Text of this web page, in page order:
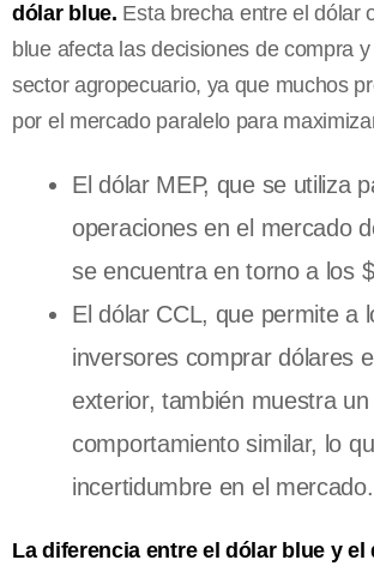
dólar blue. Esta brecha entre el dólar
blue afecta las decisiones de compra y
sector agropecuario, ya que muchos
por el mercado paralelo para
El dólar MEP, que se utiliza
operaciones en el mercado
se encuentra en torno a los
El dólar CCL, que permite a
inversores comprar dólares
exterior, también muestra un
comportamiento similar, lo
incertidumbre en el mercado.
La diferencia entre el dólar blue y el